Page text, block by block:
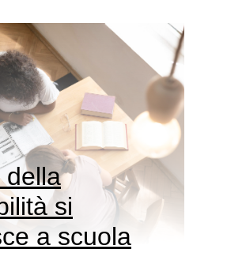
della
si
a scuola